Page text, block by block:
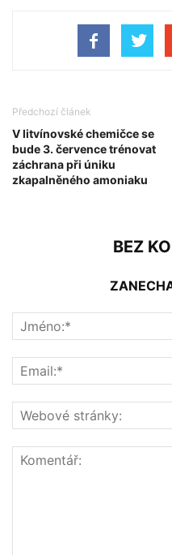
Předchozí článek
V litvínovské chemičce se
bude 3. července trénovat
záchrana při úniku
zkapalněného amoniaku
BEZ